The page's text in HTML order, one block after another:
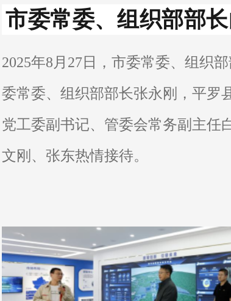
市委常委、组织部部
2025年8月27日，市委常委、组织
委常委、组织部部长张永刚，平罗
党工委副书记、管委会常务副主任
文刚、张东热情接待。